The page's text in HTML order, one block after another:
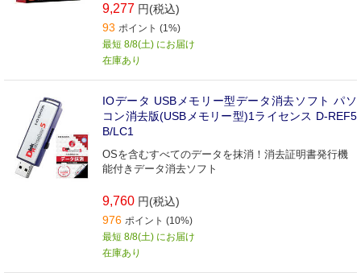
9,277 円(税込)
93 ポイント (1%)
最短 8/8(土) にお届け
在庫あり
IOデータ USBメモリー型データ消去ソフト パソ
コン消去版(USBメモリー型)1ライセンス D-REF5
B/LC1
OSを含むすべてのデータを抹消！消去証明書発行機
能付きデータ消去ソフト
9,760 円(税込)
976 ポイント (10%)
最短 8/8(土) にお届け
在庫あり